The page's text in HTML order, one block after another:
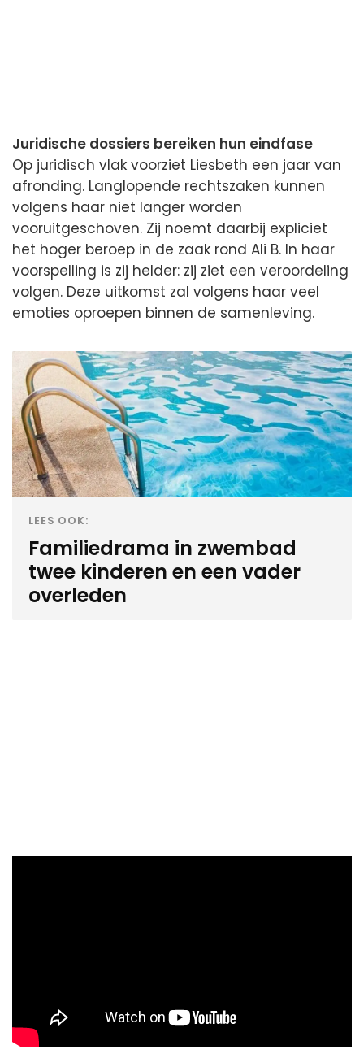
Juridische dossiers bereiken hun eindfase
Op juridisch vlak voorziet Liesbeth een jaar van
afronding. Langlopende rechtszaken kunnen
volgens haar niet langer worden
vooruitgeschoven. Zij noemt daarbij expliciet
het hoger beroep in de zaak rond Ali B. In haar
voorspelling is zij helder: zij ziet een veroordeling
volgen. Deze uitkomst zal volgens haar veel
emoties oproepen binnen de samenleving.
LEES OOK:
Familiedrama in zwembad
twee kinderen en een vader
overleden